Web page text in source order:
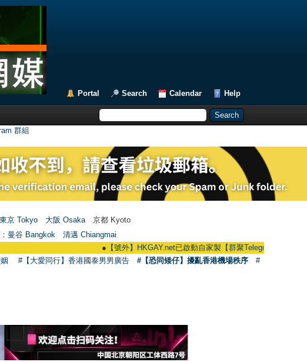
Portal Search Calendar Help
群組
東京 Tokyo 大阪 Osaka 京都 Kyoto
曼谷 Bangkok
清邁 Chiangmai
【號外】HKGAY.net已啟動自家製【群聚Telegram群組】
#【大愛同行】香港國泰男男廣告 #【恐同矮仔】擾亂香港機場秩序
#